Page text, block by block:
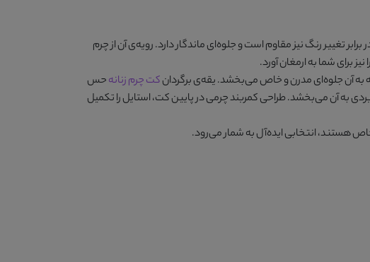
تغییر رنگ نیز مقاوم است و جلوه‌ای ماندگار دارد. رویه‌ی آن از چرم
برای شما به ارمغان آورد.
به آن جلوه‌ای مدرن و خاص می‌بخشد. یقه‌ی برگردانکت چرم زنانهحس
به آن می‌بخشد. طراحی کمربند چرمی در پایین کت، استایل را تکمیل